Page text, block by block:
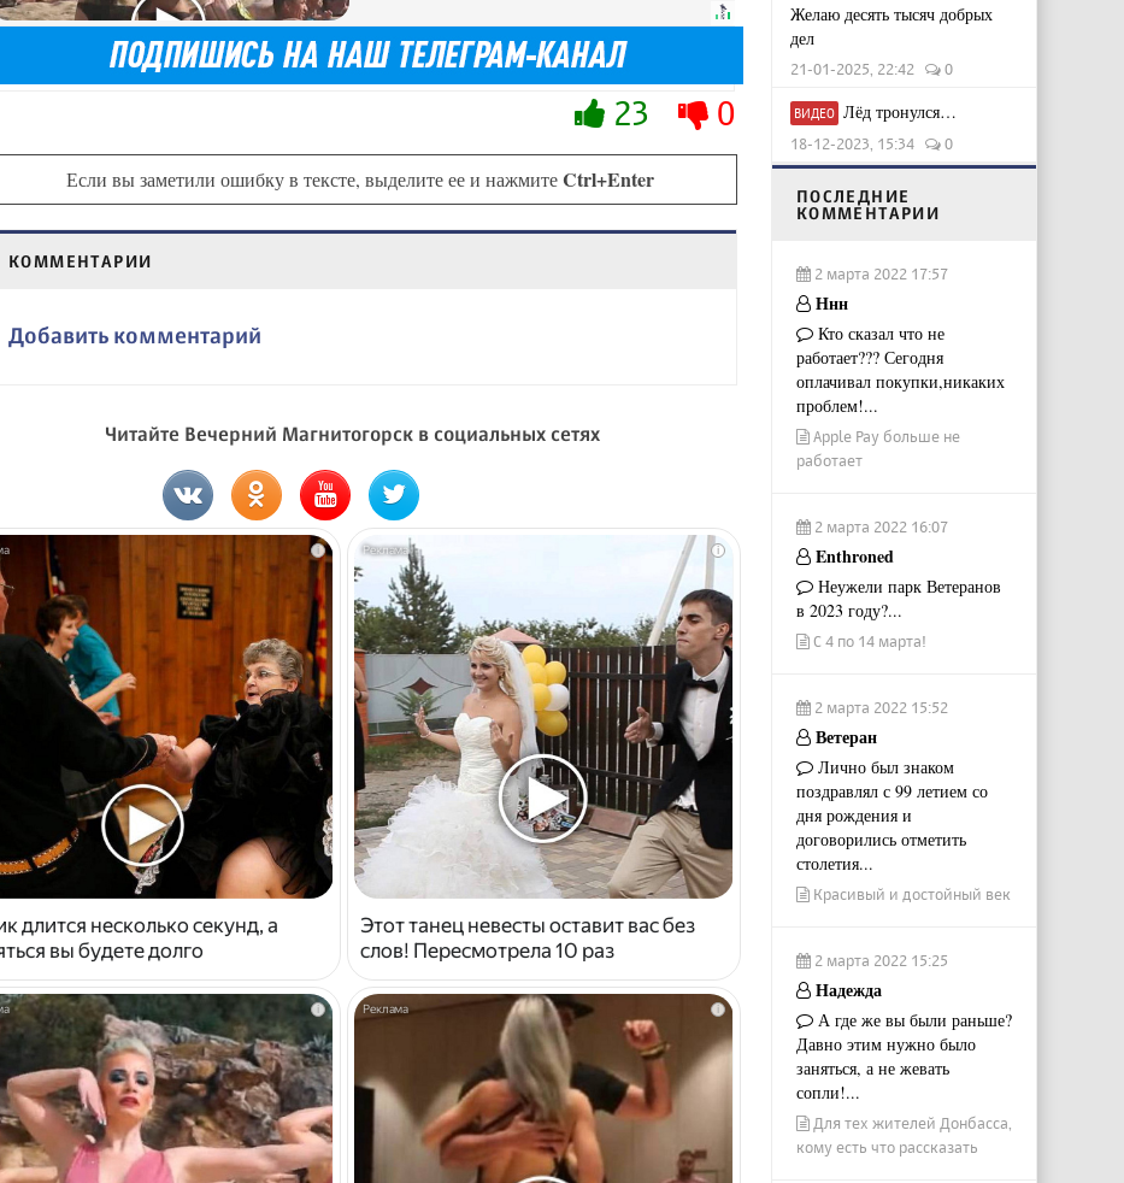
23 0
Если вы заметили ошибку в тексте, выделите ее и нажмитеCtrl+Enter
КОММЕНТАРИИ
Добавить комментарий
Читайте Вечерний Магнитогорск в социальных сетях
i
длится несколько секунд, а
вы будете долго
i
Этот танец невесты оставит вас без
слов! Пересмотрела 10 раз
i i
Желаю десять тысяч добрых
дел
21-01-2025, 22:42 0
ВИДЕО Лёд тронулся…
18-12-2023, 15:34 0
ПОСЛЕДНИЕ
КОММЕНТАРИИ
2 марта 2022 17:57
Ннн
Кто сказал что не
работает??? Сегодня
оплачивал покупки,никаких
проблем!...
Apple Pay больше не
работает
2 марта 2022 16:07
Enthroned
Неужели парк Ветеранов
в 2023 году?...
С 4 по 14 марта!
2 марта 2022 15:52
Ветеран
Лично был знаком
поздравлял с 99 летием со
дня рождения и
договорились отметить
столетия...
Красивый и достойный век
2 марта 2022 15:25
Надежда
А где же вы были раньше?
Давно этим нужно было
заняться, а не жевать
сопли!...
Для тех жителей Донбасса,
кому есть что рассказать